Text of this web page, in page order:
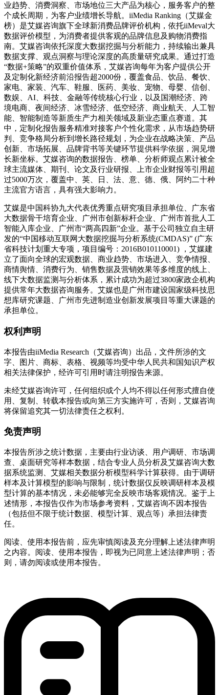
业趋势、消费洞察、市场地位三大产品为核心，服务客户的整
个成长周期，为客户业绩增长导航。iiMedia Ranking（艾媒金
榜）是艾媒咨询旗下全球新消费品牌评价机构，依托iiMeval大
数据评价模型，为消费者提供客观的品牌信息及购物消费指
南。艾媒咨询依托深度大数据挖掘与分析能力，持续输出兼具
数据支撑、观点洞察与理论深度的高质量研究成果。通过打造
“数据+策略”的双重价值体系，艾媒咨询每年为客户提供公开
及定制化新经济前沿报告超2000份，覆盖食品、饮品、餐饮、
家电、家装、汽车、鞋服、医药、美妆、宠物、母婴、信创、
数娱、AI、科技、金融等传统核心行业，以及国潮经济、跨
境电商、夜间经济、冰雪经济、低空经济、商业航天、人工智
能、智能制造等新质生产力相关领域及新业态重点赛道。其
中，定制化报告服务精准对接客户个性化需求，从市场趋势研
判、竞争格局分析到增长路径规划，为企业在战略决策、产品
创新、市场拓展、品牌背书等关键环节提供科学依据，洞见增
长新坐标。艾媒咨询的数据报告、榜单、分析师观点累计被全
球主流媒体、期刊、论文及行业研报、上市企业财报等引用超
过5000万次，覆盖中、英、日、法、意、德、俄、阿约二十种
主流官方语言，具有强大影响力。
艾媒是中国科协九大代表优秀重点研究项目承担单位、广东省
大数据骨干培育企业、广州市创新标杆企业、广州市首批人工
智能入库企业、广州市“两高四新”企业。基于公司独立自主研
发的“中国移动互联网大数据挖掘与分析系统(CMDAS)” (广东
省科技计划重大专项，项目编号：2016B010110001) ，艾媒建
立了面向全球的宏观数据、商业趋势、市场进入、竞争情报、
商情舆情、消费行为、销售数据及营销效果等多维度的线上、
线下大数据监测与分析体系，累计成功为超过3800家政企机构
提供常年大数据咨询服务。艾媒也是广州市建设国家级科技思
想库研究课题、广州市先进制造业创新发展项目等重大课题的
承担单位。
权利声明
本报告由iiMedia Research（艾媒咨询）出品，文件所涉的文
字、图片、商标、表格、视频等均受中华人民共和国知识产权
相关法律保护，经许可引用时请注明报告来源。
未经艾媒咨询许可，任何组织或个人均不得以任何形式擅自使
用、复制、转载本报告或向第三方实施许可，否则，艾媒咨询
将保留追究其一切法律责任之权利。
免责声明
本报告所涉之统计数据，主要由行业访谈、用户调研、市场调
查、桌面研究等样本数据，结合专业人员分析及艾媒咨询大数
据系统监测、艾媒相关数据分析模型科学计算获得。由于调研
样本及计算模型的影响与限制，统计数据仅反映调研样本及模
型计算的基本情况，未必能够完全反映市场客观情况。鉴于上
述情形，本报告仅作为市场参考资料，艾媒咨询不因本报告
（包括但不限于统计数据、模型计算、观点等）承担法律责
任。
阅读、使用本报告前，应先审慎阅读及充分理解上述法律声明
之内容。阅读、使用本报告，即视为已同意上述法律声明；否
则，请勿阅读或使用本报告。